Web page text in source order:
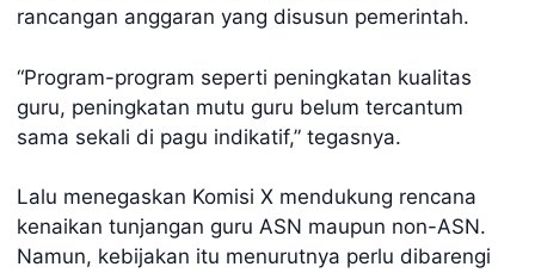
rancangan anggaran yang disusun pemerintah.
“Program-program seperti peningkatan kualitas
guru, peningkatan mutu guru belum tercantum
sama sekali di pagu indikatif,” tegasnya.
Lalu menegaskan Komisi X mendukung rencana
kenaikan tunjangan guru ASN maupun non-ASN.
Namun, kebijakan itu menurutnya perlu dibarengi